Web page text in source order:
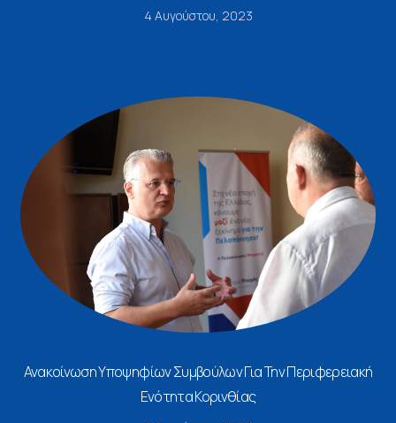
4 Αυγούστου, 2023
Ανακοίνωση Υποψηφίων Συμβούλων Για Την Περιφερειακή
Ενότητα Κορινθίας